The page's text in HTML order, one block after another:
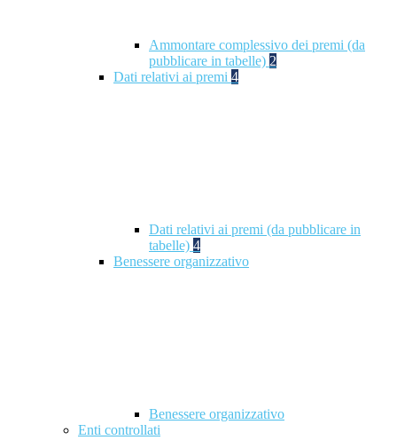
Ammontare complessivo dei premi (da
pubblicare in tabelle) 2
Dati relativi ai premi 4
Dati relativi ai premi (da pubblicare in
tabelle) 4
Benessere organizzativo
Benessere organizzativo
Enti controllati